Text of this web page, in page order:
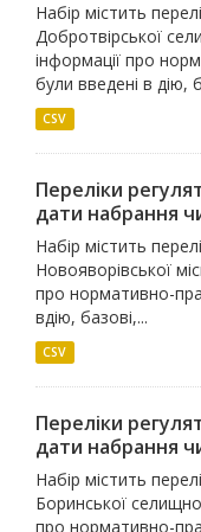
Набір містить
Добротвірської
інформації про
були введені в дію,
CSV
Переліки
дати набрання
Набір містить
Новояворівської
про нормативно-
вдію, базові,...
CSV
Переліки
дати набрання
Набір містить
Боринської
про нормативно-